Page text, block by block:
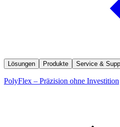
Lösungen Produkte Service &
PolyFlex – Präzision ohne Investition